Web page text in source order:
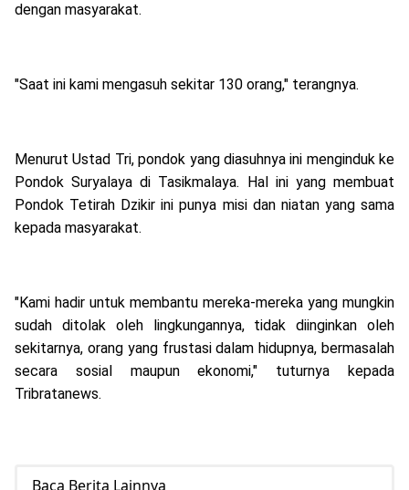
dengan masyarakat.
"Saat ini kami mengasuh sekitar 130 orang," terangnya.
Menurut Ustad Tri, pondok yang diasuhnya ini menginduk ke
Pondok Suryalaya di Tasikmalaya. Hal ini yang membuat
Pondok Tetirah Dzikir ini punya misi dan niatan yang sama
kepada masyarakat.
"Kami hadir untuk membantu mereka-mereka yang mungkin
sudah ditolak oleh lingkungannya, tidak diinginkan oleh
sekitarnya, orang yang frustasi dalam hidupnya, bermasalah
secara sosial maupun ekonomi," tuturnya kepada
Tribratanews.
Baca Berita Lainnya